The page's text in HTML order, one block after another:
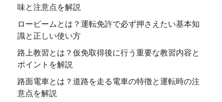
味と注意点を解説
ロービームとは？運転免許で必ず押さえたい基本知
識と正しい使い方
路上教習とは？仮免取得後に行う重要な教習内容と
ポイントを解説
路面電車とは？道路を走る電車の特徴と運転時の注
意点を解説